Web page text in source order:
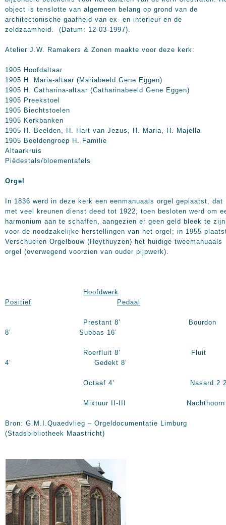
object is tenslotte van algemeen belang op grond van de
architectonische gaafheid van ex- en interieur en de
zeldzaamheid. (Datum: 12-03-1997).
Atelier J.W. Ramakers & Zonen maakte voor deze kerk:
1905 Hoofdaltaar
1905 H. Maria-altaar (Mariabeeld Gene Eggen)
1905 H. Catharina-altaar (Catharinabeeld Gene Eggen)
1905 Preekstoel
1905 Biechtstoelen
1905 Kerkbanken
1905 H. Beelden, H. Hart van Jezus, H. Maria, H. Majella
1905 Beeldengroep H. Familie
Altaarkruis
Piëdestals/bloementafels
Orgel
In 1836 werd in deze kerk een eenmanuaals orgel geplaatst, dat
met veel kreunen dienst deed tot 1922, toen besloten werd om
harmonium aan te schaffen, aangezien er geen geld bleek te zijn
voor de noodzakelijke herstellingen van het orgel; in 1955
Verschueren Orgelbouw (Heythuyzen) het huidige tweemanuaals
orgel (overwegend voorzien van ouder pijpwerk).
Hoofdwerk
Positief
Pedaal
Prestant 8’ Bourdon
8’ Subbas 16’
Roerfluit 8’ Fluit
4’ Gedekt 8’
Octaaf 4’ Nasard 2 2/
Mixtuur II-III Nachthoorn
Bron: G.M.I.Quaedvlieg – Orgeldocumentatie Limburg
(Stadsbibliotheek Maastricht)